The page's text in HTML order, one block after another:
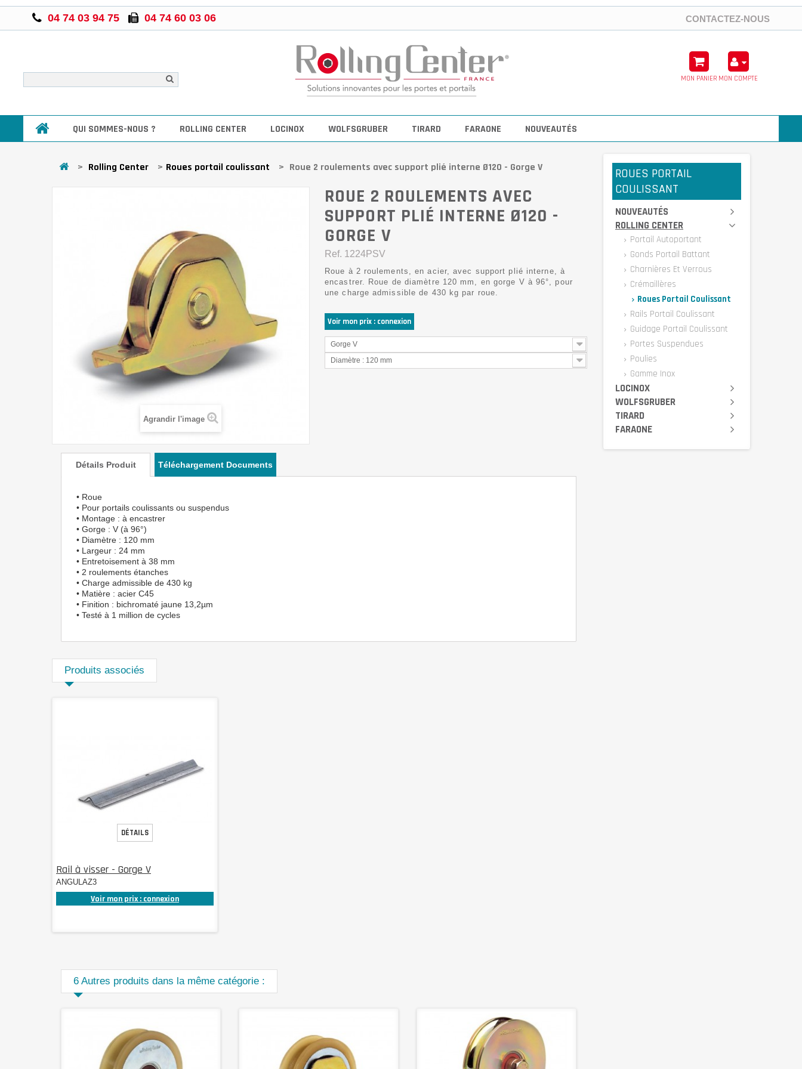
CONTACTEZ-NOUS
04 74 03 94 75 04 74 60 03 06
MON PANIER
QUI SOMMES-NOUS ? ROLLING CENTER LOCINOX WOLFSGRUBER TIRARD FARAONE NOUVEAUTÉS
MON COMPTE
> Rolling Center > Roues portail coulissant > Roue 2 roulements avec support plié interne Ø120 - Gorge V
Agrandir l'image
ROUE 2 ROULEMENTS AVEC
SUPPORT PLIÉ INTERNE Ø120 -
GORGE V
Ref. 1224PSV
Roue à 2 roulements, en acier, avec support plié interne, à
encastrer. Roue de diamètre 120 mm, en gorge V à 96°, pour
une charge admissible de 430 kg par roue.
Voir mon prix : connexion
Gorge V
Diamètre : 120 mm
Détails Produit Téléchargement Documents
• Roue
• Pour portails coulissants ou suspendus
• Montage : à encastrer
• Gorge : V (à 96°)
• Diamètre : 120 mm
• Largeur : 24 mm
• Entretoisement à 38 mm
• 2 roulements étanches
• Charge admissible de 430 kg
• Matière : acier C45
• Finition : bichromaté jaune 13,2µm
• Testé à 1 million de cycles
Produits associés
Rail à visser - Gorge V
ANGULAZ3
Voir mon prix : connexion
DÉTAILS
6 Autres produits dans la même catégorie :
ROUES PORTAIL
COULISSANT
NOUVEAUTÉS
ROLLING CENTER
Portail Autoportant
Gonds Portail Battant
Charnières Et Verrous
Crémaillères
Roues Portail Coulissant
Rails Portail Coulissant
Guidage Portail Coulissant
Portes Suspendues
Poulies
Gamme Inox
LOCINOX
WOLFSGRUBER
TIRARD
FARAONE